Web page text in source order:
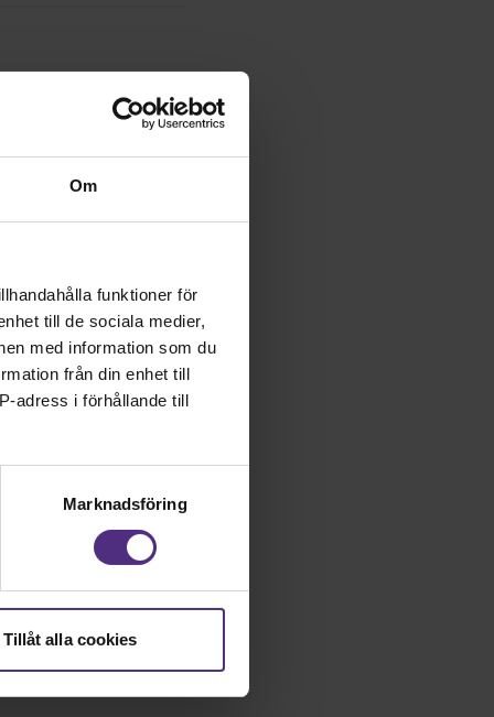
Om
funktioner för
till de sociala medier,
med information som du
från din enhet till
adress i förhållande till
Marknadsföring
Tillåt alla cookies
goda
risk